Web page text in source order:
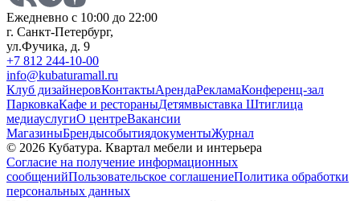
Ежедневно с 10:00 до 22:00
г. Санкт-Петербург,
ул.Фучика, д. 9
+7 812 244-10-00
info@kubaturamall.ru
Клуб дизайнеровКонтактыАрендаРекламаКонференц-зал
ПарковкаКафе и рестораныДетямвыставка Штиглица
медиауслугиО центреВакансии
МагазиныБрендысобытиядокументыЖурнал
© 2026 Кубатура. Квартал мебели и интерьера
Согласие на получение информационных
сообщенийПользовательское соглашениеПолитика обработки
персональных данных